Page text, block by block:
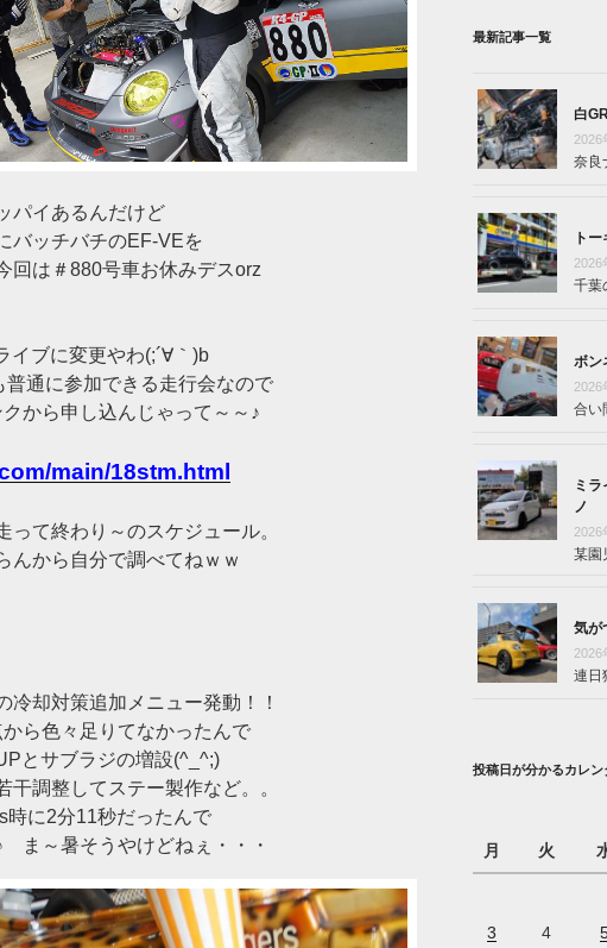
パイあるんだけど
バッチバチのEF-VEを
回は＃880号車お休みデスorz
イブに変更やわ(;´∀｀)b
通に参加できる走行会なので
から申し込んじゃって～～♪
main/18stm.html
って終わり～のスケジュール。
んから自分で調べてねｗｗ
冷却対策追加メニュー発動！！
ら色々足りてなかったんで
とサブラジの増設(^_^;)
干調整してステー製作など。。
時に2分11秒だったんで
ま～暑そうやけどねぇ・・・
最新記事一覧
白
2026
奈良
ト
2026
千葉
ボン
2026
合い
ミ
ノ
2026
某園
気が
2026
連日
投稿日が分かるカレン
月
火
3 4